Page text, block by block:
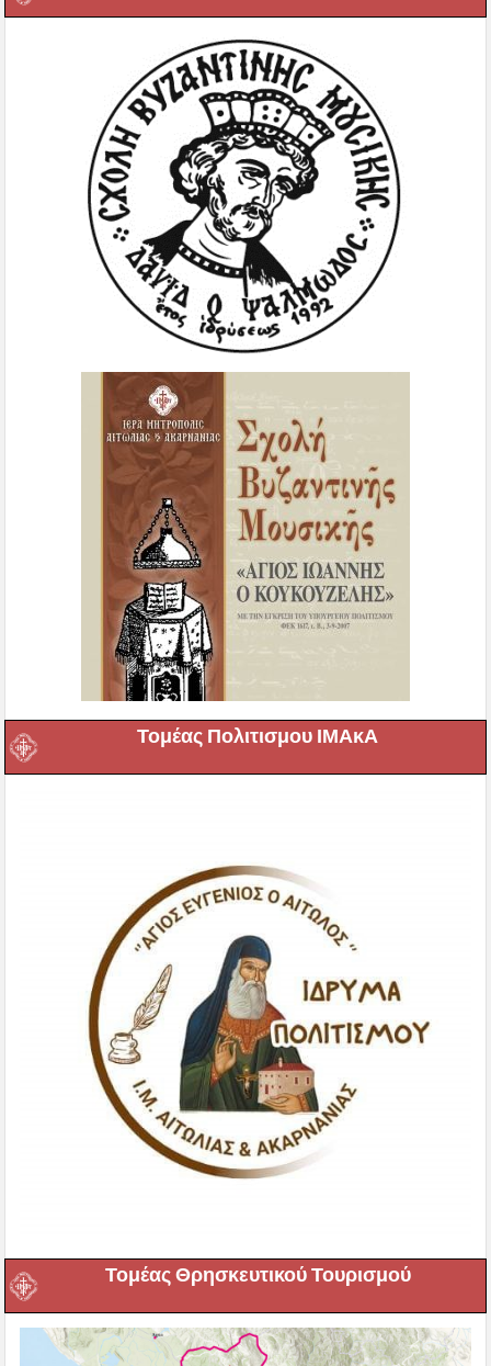
Τομέας Πολιτισμου ΙΜΑκΑ
Τομέας Θρησκευτικού Τουρισμού